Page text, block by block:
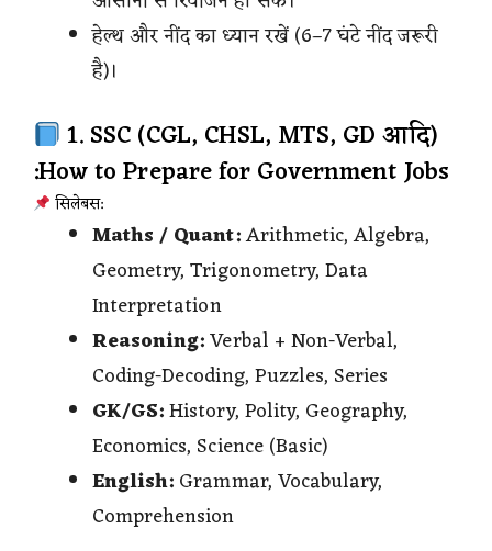
हेल्थ और नींद का ध्यान रखें (6–7 घंटे नींद जरूरी
है)।
1. SSC (CGL, CHSL, MTS, GD आदि)
:How to Prepare for Government Jobs
सिलेबस:
Maths / Quant:Arithmetic, Algebra,
Geometry, Trigonometry, Data
Interpretation
Reasoning:Verbal + Non-Verbal,
Coding-Decoding, Puzzles, Series
GK/GS:History, Polity, Geography,
Economics, Science (Basic)
English:Grammar, Vocabulary,
Comprehension